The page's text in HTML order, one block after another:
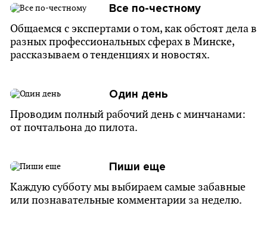
Все по-честному
Общаемся с экспертами о том, как обстоят дела в
разных профессиональных сферах в Минске,
рассказываем о тенденциях и новостях.
Один день
Проводим полный рабочий день с минчанами:
от почтальона до пилота.
Пиши еще
Каждую субботу мы выбираем самые забавные
или познавательные комментарии за неделю.